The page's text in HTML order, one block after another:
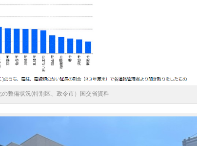
の整備状況(特別区、政令市）国交省資料